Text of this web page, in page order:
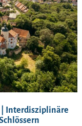
Interdisziplinäre